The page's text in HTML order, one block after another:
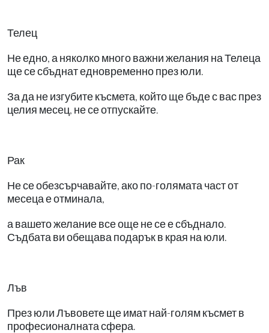
Телец
Не едно, а няколко много важни желания на Телеца
ще се сбъднат едновременно през юли.
За да не изгубите късмета, който ще бъде с вас през
целия месец, не се отпускайте.
Рак
Не се обезсърчавайте, ако по-голямата част от
месеца е отминала,
а вашето желание все още не се е сбъднало.
Съдбата ви обещава подарък в края на юли.
Лъв
През юли Лъвовете ще имат най-голям късмет в
професионалната сфера.